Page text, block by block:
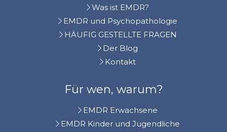
Was ist EMDR?
EMDR und Psychopathologie
HÄUFIG GESTELLTE FRAGEN
Der Blog
Kontakt
Für wen, warum?
EMDR Erwachsene
EMDR Kinder und Jugendliche